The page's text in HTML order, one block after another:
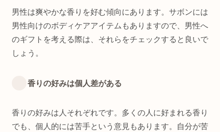
男性は爽やかな香りを好む傾向にあります。サボンには
男性向けのボディケアアイテムもありますので、男性へ
のギフトを考える際は、それらをチェックすると良いで
しょう。
香りの好みは個人差がある
香りの好みは人それぞれです。多くの人に好まれる香り
でも、個人的には苦手という意見もあります。自分が苦